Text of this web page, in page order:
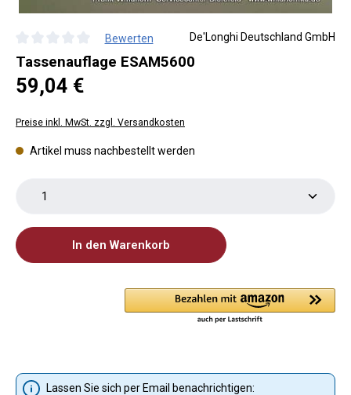
Durchschnittliche Bewertung von 0 von 5 Sternen
Bewerten De'Longhi Deutschland GmbH
Tassenauflage ESAM5600
Regulärer Preis:
59,04 €
Preise inkl. MwSt. zzgl. Versandkosten
Artikel muss nachbestellt werden
Produkt Anzahl: Gib den gewünschten Wert ein
In den Warenkorb
Lassen Sie sich per Email benachrichtigen: